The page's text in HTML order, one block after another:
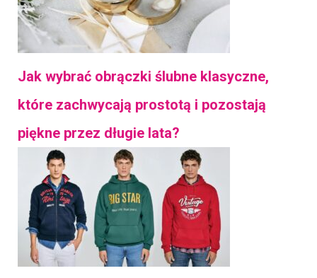
Jak wybrać obrączki ślubne klasyczne,
które zachwycają prostotą i pozostają
piękne przez długie lata?